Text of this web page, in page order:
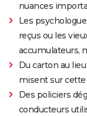
nuances
Les
reçus ou les
accumulateurs,
Du carton au
misent sur
Des policiers
conducteurs